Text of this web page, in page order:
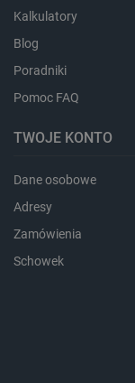
Kalkulatory
Blog
Poradniki
Pomoc FAQ
TWOJE KONTO
Dane osobowe
Adresy
Zamówienia
Schowek